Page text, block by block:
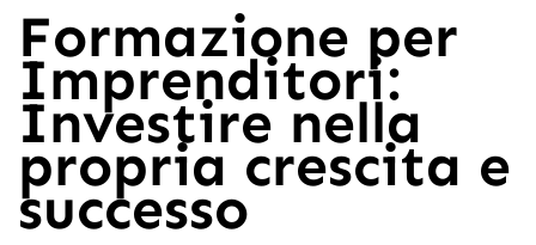
Formazione per
Imprenditori:
Investire nella
propria crescita e
successo